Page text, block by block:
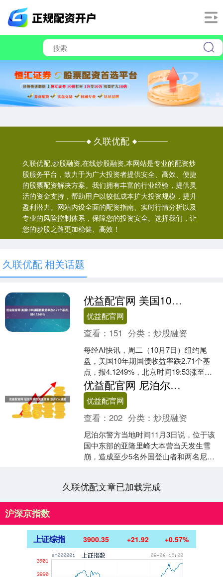
久联优配
久联优配,炒股融资,在线炒股融资,本网站是专业的配资炒
股服务平台，致力于为广大投资者提供安全、高效、便捷
的股票配资解决方案。我们拥有丰富的行业经验，提供灵
活的资金支持，帮助用户以较低成本扩大投资规模，提升
盈利潜力。网站内设全面的配资指南、实时行情分析以及
专业的风险控制体系，保障您的投资安全。选择我们，让
您的炒股之路更加稳健、高效！
久联优配 相关话题
优益配官网 美国10年期国债收益率跌2.71个基点，报4.1249%
优益配官网
查看： 151 分类：炒股融资
每经AI快讯，周二（10月7日）纽约尾
盘，美国10年期国债收益率跌2.71个基
点，报4.1249%，北京时间19:53涨至
4.1753%刷新日高，随后持续走低，....
优益配官网 尼泊尔中部发生雪崩 至少7人遇难
优益配官网
查看：202 分类：炒股融资
尼泊尔警方当地时间11月3日说，位于该
国中东部的亚隆里峰大本营当天发生雪
崩，造成至少5名外国登山者和两名尼方
久联优配文章已加载完成
沪深京指数
上证综指 3900.35 +21.92 +0.57%